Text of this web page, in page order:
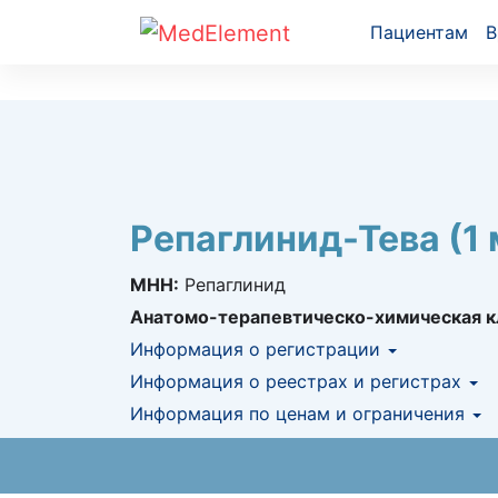
Пациентам
Репаглинид-Тева (1
МНН: Репаглинид
Анатомо-терапевтическо-химическая
Информация о регистрации
Номер регистрации в РК:№ РК-ЛС-
Информация о регистрации в РК:
Информация о реестрах и регистрах
КНФ (ЛС включено в
АЛО (Включено в Список
Информация по ценам и ограничения